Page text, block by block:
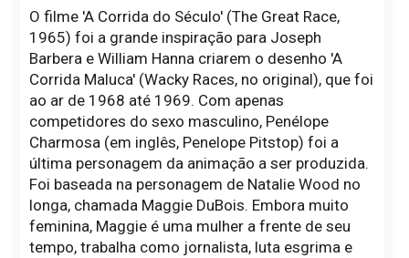
O filme 'A Corrida do Século' (The Great Race,
1965) foi a grande inspiração para Joseph
Barbera e William Hanna criarem o desenho 'A
Corrida Maluca' (Wacky Races, no original), que foi
ao ar de 1968 até 1969. Com apenas
competidores do sexo masculino, Penélope
Charmosa (em inglês, Penelope Pitstop) foi a
última personagem da animação a ser produzida.
Foi baseada na personagem de Natalie Wood no
longa, chamada Maggie DuBois. Embora muito
feminina, Maggie é uma mulher a frente de seu
tempo, trabalha como jornalista, luta esgrima e